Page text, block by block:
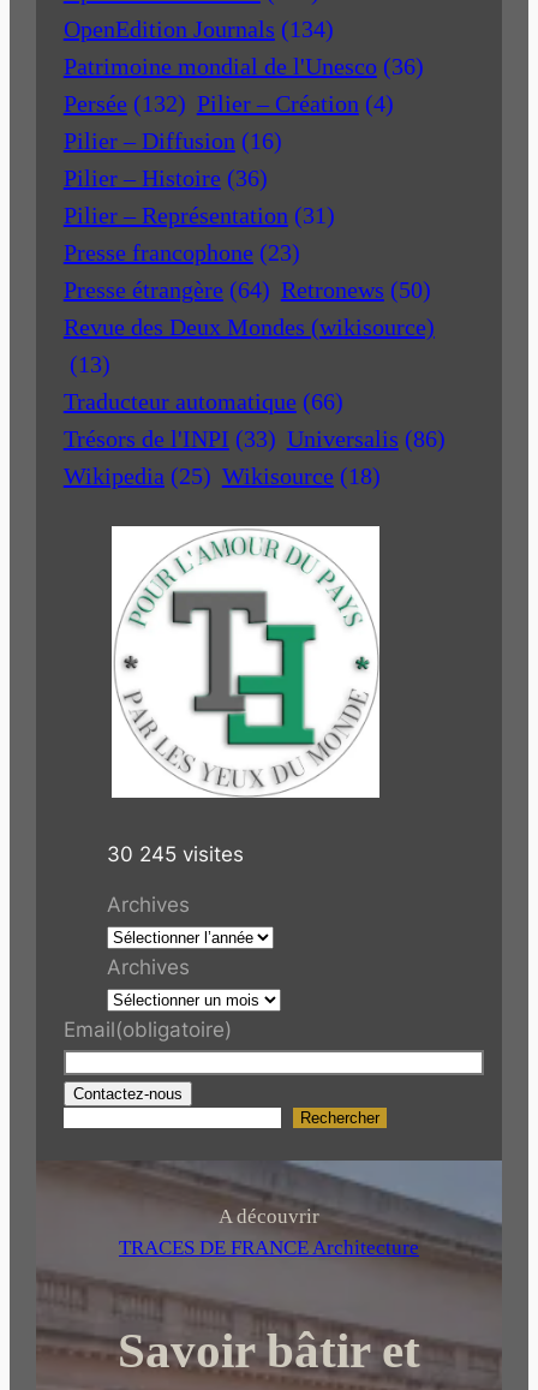
OpenEdition Journals (134)
Patrimoine mondial de l'Unesco (36)
Persée (132) Pilier – Création (4)
Pilier – Diffusion (16)
Pilier – Histoire (36)
Pilier – Représentation (31)
Presse francophone (23)
Presse étrangère (64) Retronews (50)
Revue des Deux Mondes (wikisource)
(13)
Traducteur automatique (66)
Trésors de l'INPI (33) Universalis (86)
Wikipedia (25) Wikisource (18)
30 245 visites
Archives
Archives
Email(obligatoire)
Contactez-nous
R
r
h
Rechercher
A découvrir
TRACES DE FRANCE Architecture
Savoir bâtir et